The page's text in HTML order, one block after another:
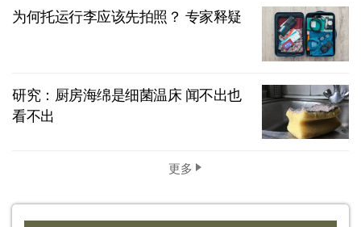
为何托运行李应该先拍照？ 专家释疑
研究：厨房海绵是细菌温床 闻不出也
看不出
更多